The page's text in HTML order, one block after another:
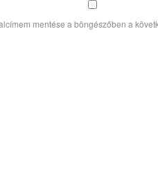
mentése a böngészőben a